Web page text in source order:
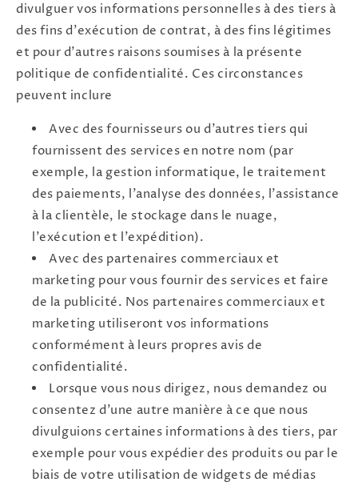
divulguer vos informations personnelles à des tiers à
des fins d'exécution de contrat, à des fins légitimes
et pour d'autres raisons soumises à la présente
politique de confidentialité. Ces circonstances
peuvent inclure
Avec des fournisseurs ou d'autres tiers qui
fournissent des services en notre nom (par
exemple, la gestion informatique, le traitement
des paiements, l'analyse des données, l'assistance
à la clientèle, le stockage dans le nuage,
l'exécution et l'expédition).
Avec des partenaires commerciaux et
marketing pour vous fournir des services et faire
de la publicité. Nos partenaires commerciaux et
marketing utiliseront vos informations
conformément à leurs propres avis de
confidentialité.
Lorsque vous nous dirigez, nous demandez ou
consentez d'une autre manière à ce que nous
divulguions certaines informations à des tiers, par
exemple pour vous expédier des produits ou par le
biais de votre utilisation de widgets de médias